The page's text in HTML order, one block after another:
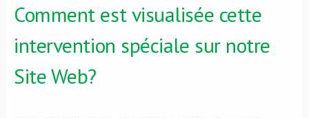
Comment est visualisée cette
intervention spéciale sur notre
Site Web?